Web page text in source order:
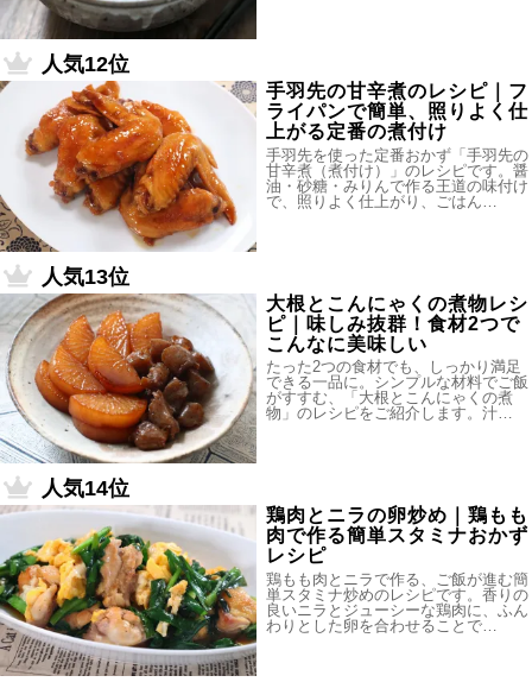
人気12位
手羽先の甘辛煮のレシピ｜フ
ライパンで簡単、照りよく仕
上がる定番の煮付け
手羽先を使った定番おかず「手羽先の
甘辛煮（煮付け）」のレシピです。醤
油・砂糖・みりんで作る王道の味付け
で、照りよく仕上がり、ごはん…
人気13位
大根とこんにゃくの煮物レシ
ピ｜味しみ抜群！食材2つで
こんなに美味しい
たった2つの食材でも、しっかり満足
できる一品に。シンプルな材料でご飯
がすすむ、「大根とこんにゃくの煮
物」のレシピをご紹介します。汁…
人気14位
鶏肉とニラの卵炒め｜鶏もも
肉で作る簡単スタミナおかず
レシピ
鶏もも肉とニラで作る、ご飯が進む簡
単スタミナ炒めのレシピです。香りの
良いニラとジューシーな鶏肉に、ふん
わりとした卵を合わせることで…